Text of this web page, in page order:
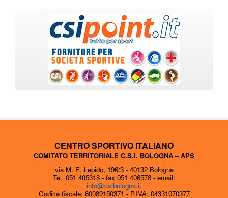
CENTRO SPORTIVO ITALIANO
COMITATO TERRITORIALE C.S.I. BOLOGNA – APS
via M. E. Lepido, 196/3 - 40132 Bologna
Tel. 051 405318 - fax 051 406578 - email:
info@csibologna.it
Codice fiscale: 80089150371 - P.IVA: 04331070377